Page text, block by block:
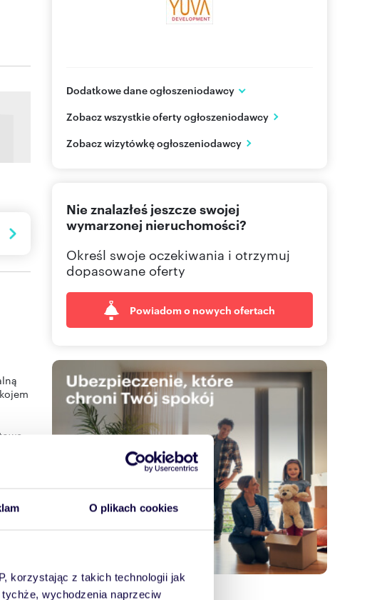
O plikach cookies
korzystając z takich technologii jak
wychodzenia naprzeciw
58
Dodatkowe dane ogłoszeniodawcy
ul. Krakowska 60
mazowieckie
223 50 Pokaż telefon
Zobacz wszystkie oferty ogłoszeniodawcy
Zobacz wizytówkę ogłoszeniodawcy
Nie znalazłeś jeszcze swojej
wymarzonej nieruchomości?
Określ swoje oczekiwania i otrzymuj
dopasowane oferty
Powiadom o nowych ofertach